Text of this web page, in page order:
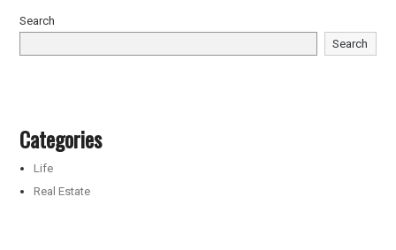
Search
Search
Categories
Life
Real Estate